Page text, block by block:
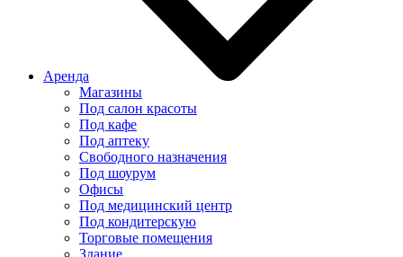
Аренда
Магазины
Под салон красоты
Под кафе
Под аптеку
Свободного назначения
Под шоурум
Офисы
Под медицинский центр
Под кондитерскую
Торговые помещения
Здание